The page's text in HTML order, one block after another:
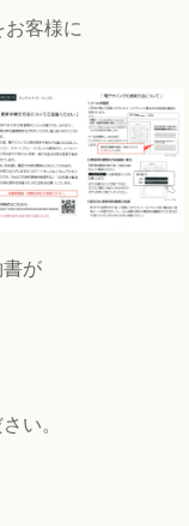
客様に
が
い。